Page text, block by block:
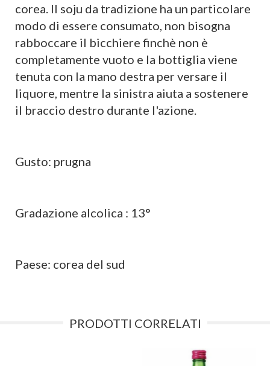
corea. Il soju da tradizione ha un particolare
modo di essere consumato, non bisogna
rabboccare il bicchiere finchè non è
completamente vuoto e la bottiglia viene
tenuta con la mano destra per versare il
liquore, mentre la sinistra aiuta a sostenere
il braccio destro durante l'azione.
Gusto: prugna
Gradazione alcolica : 13°
Paese: corea del sud
PRODOTTI CORRELATI